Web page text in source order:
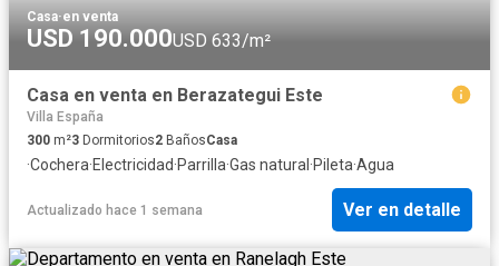
Casa·en venta
USD 190.000USD 633/m²
Casa en venta en Berazategui Este
Villa España
300 m²3 Dormitorios2 BañosCasa
·Cochera·Electricidad·Parrilla·Gas natural ·Pileta·Agua
Actualizado hace 1 semana Ver en detalle